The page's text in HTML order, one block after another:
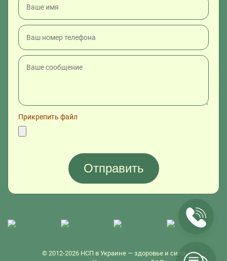
Прикрепить файл
© 2012-2026 НСП в Украине — здоровье и сила